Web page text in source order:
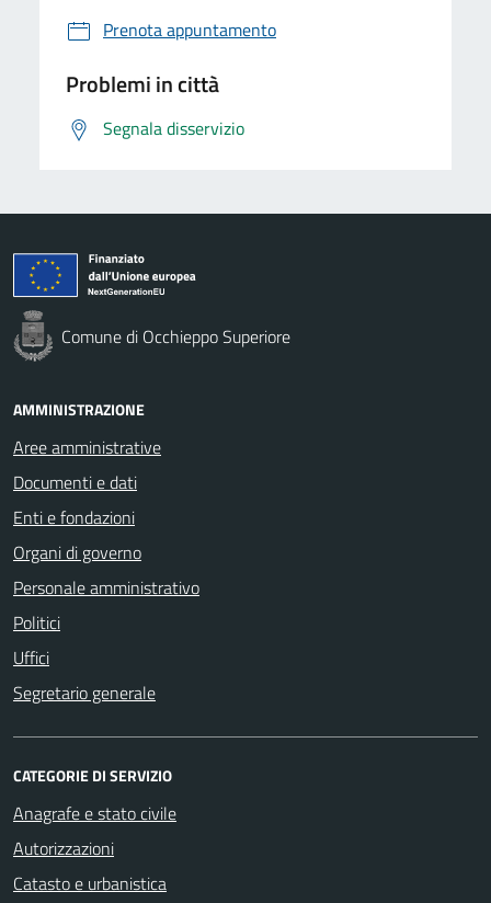
Prenota appuntamento
Problemi in città
Segnala disservizio
Comune di Occhieppo Superiore
AMMINISTRAZIONE
Aree amministrative
Documenti e dati
Enti e fondazioni
Organi di governo
Personale amministrativo
Politici
Uffici
Segretario generale
CATEGORIE DI SERVIZIO
Anagrafe e stato civile
Autorizzazioni
Catasto e urbanistica